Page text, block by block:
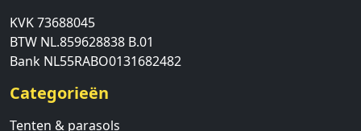
KVK 73688045
BTW NL.859628838 B.01
Bank NL55RABO0131682482
Categorieën
Tenten & parasols